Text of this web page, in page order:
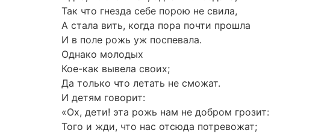
Так что гнезда себе порою не свила,
А стала вить, когда пора почти прошла
И в поле рожь уж поспевала.
Однако молодых
Кое-как вывела своих;
Да только что летать не сможат.
И детям говорит:
«Ох, дети! эта рожь нам не добром грозит:
Того и жди, что нас отсюда потревожат;